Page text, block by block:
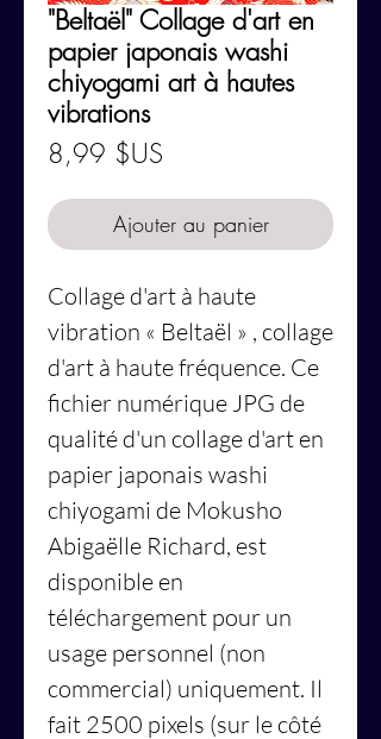
"Beltaël" Collage d'art en
papier japonais washi
chiyogami art à hautes
vibrations
8,99 $US
Ajouter au panier
Collage d'art à haute
vibration « Beltaël » , collage
d'art à haute fréquence. Ce
fichier numérique JPG de
qualité d'un collage d'art en
papier japonais washi
chiyogami de Mokusho
Abigaëlle Richard, est
disponible en
téléchargement pour un
usage personnel (non
commercial) uniquement. Il
fait 2500 pixels (sur le côté